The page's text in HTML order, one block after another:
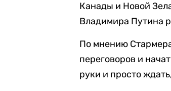
Канады и Новой
Владимира Путина
По мнению
переговоров и
руки и просто